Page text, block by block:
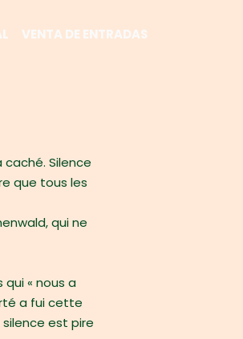
VENTA DE ENTRADAS
caché. Silence
que tous les
qui ne
qui « nous a
a fui cette
est pire